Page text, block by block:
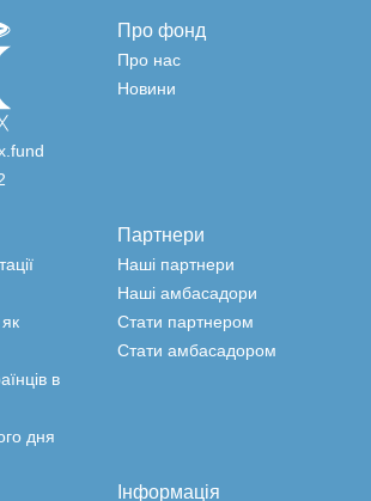
Про фонд
Про нас
Новини
в
дня
Партнери
Наші партнери
Наші амбасадори
Стати партнером
Стати амбасадором
Інформація